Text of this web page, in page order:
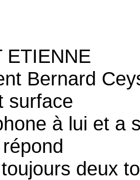
ETIENNE
Bernard
surface
à lui et a
deux